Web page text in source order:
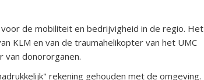
de mobiliteit en bedrijvigheid in de regio. Het
KLM en van de traumahelikopter van het UMC
donororganen.
rekening gehouden met de omgeving.